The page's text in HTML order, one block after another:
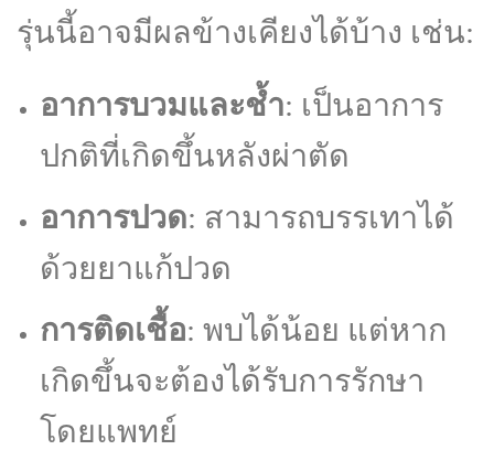
รุ่นนี้อาจมีผลข้างเคียงได้บ้าง เช่น:
อาการบวมและช้ำ: เป็นอาการ
ปกติที่เกิดขึ้นหลังผ่าตัด
อาการปวด: สามารถบรรเทาได้
ด้วยยาแก้ปวด
การติดเชื้อ: พบได้น้อย แต่หาก
เกิดขึ้นจะต้องได้รับการรักษา
โดยแพทย์